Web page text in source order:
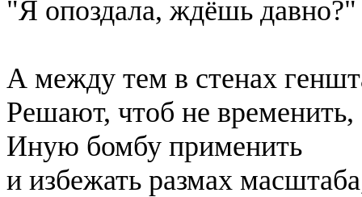
"Я опоздала, ждёшь давно?"
А между тем в стенах
Решают, чтоб не временить,
Иную бомбу применить
и избежать размах